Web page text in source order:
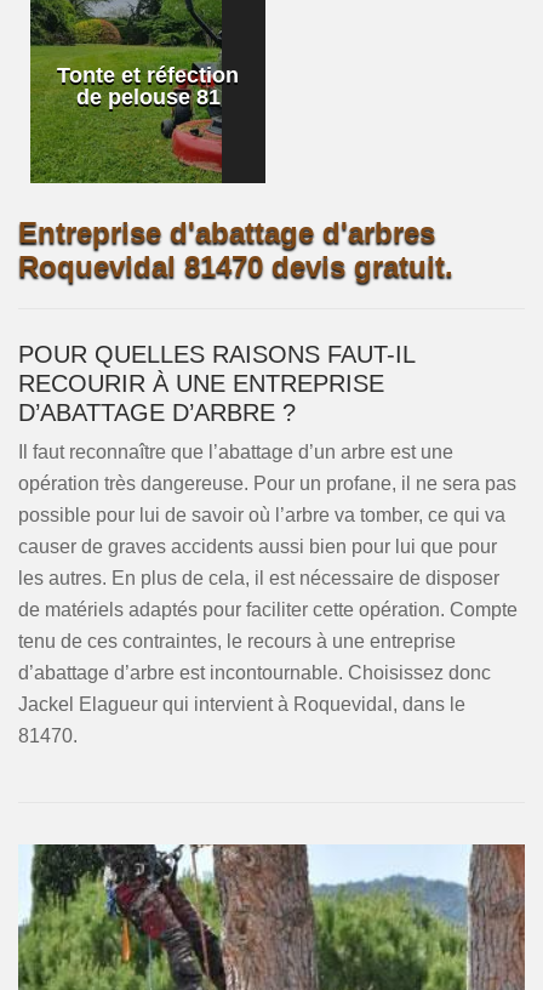
Tonte et réfection
de pelouse 81
Entreprise d'abattage d'arbres
Roquevidal 81470 devis gratuit.
POUR QUELLES RAISONS FAUT-IL
RECOURIR À UNE ENTREPRISE
D’ABATTAGE D’ARBRE ?
Il faut reconnaître que l’abattage d’un arbre est une
opération très dangereuse. Pour un profane, il ne sera pas
possible pour lui de savoir où l’arbre va tomber, ce qui va
causer de graves accidents aussi bien pour lui que pour
les autres. En plus de cela, il est nécessaire de disposer
de matériels adaptés pour faciliter cette opération. Compte
tenu de ces contraintes, le recours à une entreprise
d’abattage d’arbre est incontournable. Choisissez donc
Jackel Elagueur qui intervient à Roquevidal, dans le
81470.